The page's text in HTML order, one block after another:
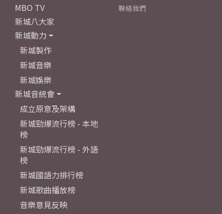
MBO TV
新城八大家
新城動力
新城製作
新城音樂
新城娛樂
新城音統會
成立原意及架構
新城勁爆流行榜 - 本地
榜
新城勁爆流行榜 - 外語
榜
新城國語力排行榜
新城歌曲播放榜
音樂意見反映
聯絡我們